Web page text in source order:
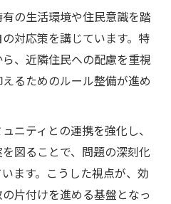
専門家が解消する秘訣
らプロの知恵を活用
ロが選ばれる理由
ゴミ屋敷片付けノウハウ
得られる安心と信頼
市の悩みに役立つ理由
理する実践的アドバイス
の生活環境や住民意識を踏
対応策を講じています。特
、近隣住民への配慮を重視
るためのルール整備が進め
ニティとの連携を強化し、
図ることで、問題の深刻化
ます。こうした視点が、効
片付けを進める基盤となっ